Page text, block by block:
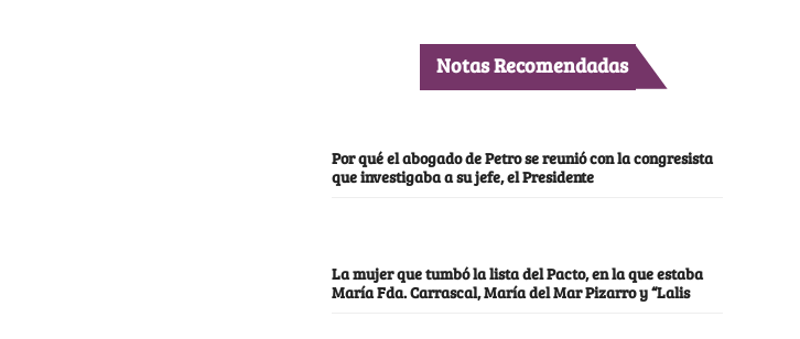
Notas Recomendadas
Por qué el abogado de Petro se reunió con la congresista
que investigaba a su jefe, el Presidente
La mujer que tumbó la lista del Pacto, en la que estaba
María Fda. Carrascal, María del Mar Pizarro y “Lalis